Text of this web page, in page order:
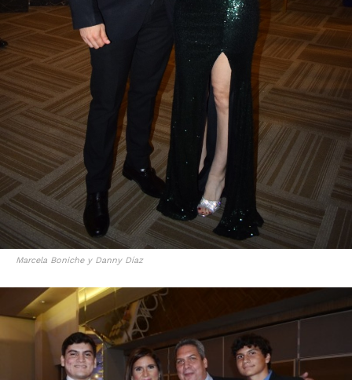
Marcela Boniche y Danny Díaz